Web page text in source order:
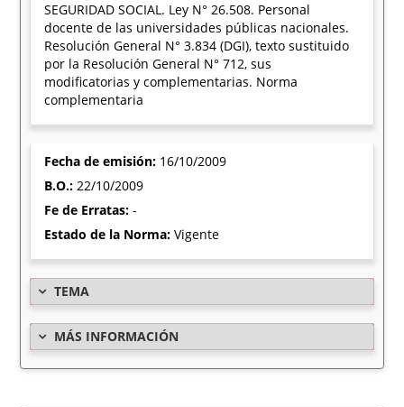
SEGURIDAD SOCIAL. Ley N° 26.508. Personal
docente de las universidades públicas nacionales.
Resolución General N° 3.834 (DGI), texto sustituido
por la Resolución General N° 712, sus
modificatorias y complementarias. Norma
complementaria
Fecha de emisión: 16/10/2009
B.O.:22/10/2009
Fe de Erratas:-
Estado de la Norma:Vigente
TEMA
MÁS INFORMACIÓN